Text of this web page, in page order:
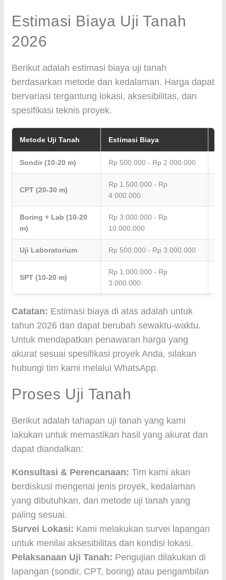
Estimasi Biaya Uji Tanah
2026
Berikut adalah estimasi biaya uji tanah
berdasarkan metode dan kedalaman. Harga dapat
bervariasi tergantung lokasi, aksesibilitas, dan
spesifikasi teknis proyek.
Metode Uji Tanah Estimasi Biaya
Sondir (10-20 m) Rp 500.000 - Rp 2.000.000
CPT (20-30 m)
Rp 1.500.000 - Rp
4.000.000
Boring + Lab (10-20
m)
Rp 3.000.000 - Rp
10.000.000
Uji Laboratorium Rp 500.000 - Rp 3.000.000
SPT (10-20 m)
Rp 1.000.000 - Rp
3.000.000
Catatan: Estimasi biaya di atas adalah untuk
tahun 2026 dan dapat berubah sewaktu-waktu.
Untuk mendapatkan penawaran harga yang
akurat sesuai spesifikasi proyek Anda, silakan
hubungi tim kami melalui WhatsApp.
Proses Uji Tanah
Berikut adalah tahapan uji tanah yang kami
lakukan untuk memastikan hasil yang akurat dan
dapat diandalkan:
Konsultasi & Perencanaan: Tim kami akan
berdiskusi mengenai jenis proyek, kedalaman
yang dibutuhkan, dan metode uji tanah yang
paling sesuai.
Survei Lokasi: Kami melakukan survei lapangan
untuk menilai aksesibilitas dan kondisi lokasi.
Pelaksanaan Uji Tanah: Pengujian dilakukan di
lapangan (sondir, CPT, boring) atau pengambilan